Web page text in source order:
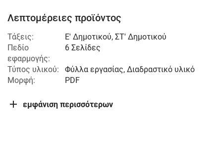
Λεπτομέρειες προϊόντος
Τάξεις: Ε' Δημοτικού, ΣΤ' Δημοτικού
Πεδίο
εφαρμογής:
6 Σελίδες
Τύπος υλικού:
Φύλλα εργασίας, Διαδραστικό υλικό
Μορφή:
PDF
εμφάνιση περισσότερων